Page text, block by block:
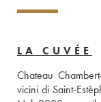
LA CUVÉE
Chateau
vicini di Saint-